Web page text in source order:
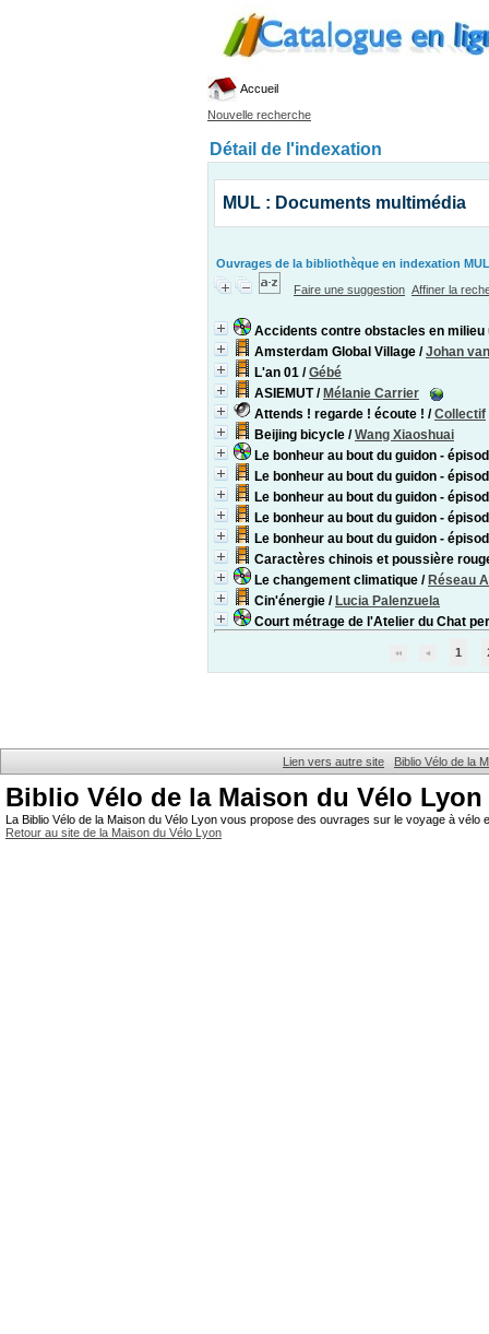
Accueil
Nouvelle recherche
Détail de l'indexation
MUL : Documents multimédia
Ouvrages de la bibliothèque en indexation
Faire une suggestion Affiner la
Accidents contre obstacles en milieu
Amsterdam Global Village /Johan
L'an 01 /Gébé
ASIEMUT/ Mélanie Carrier
Attends ! regarde ! écoute ! /Collectif
Beijing bicycle /Wang Xiaoshuai
Le bonheur au bout du guidon -
Le bonheur au bout du guidon -
Le bonheur au bout du guidon -
Le bonheur au bout du guidon -
Le bonheur au bout du guidon -
Caractères chinois et poussière
Le changement climatique / Réseau
Cin'énergie / Lucia Palenzuela
Court métrage de l'Atelier du Chat
1
Lien vers autre site Biblio Vélo de la
Biblio Vélo de la Maison du Vélo Lyon
La Biblio Vélo de la Maison du Vélo Lyon vous propose des ouvrages sur le voyage à
Retour au site de la Maison du Vélo Lyon